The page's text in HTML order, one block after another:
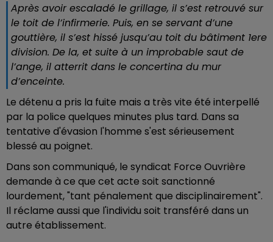
Après avoir escaladé le grillage, il s’est retrouvé sur
le toit de l’infirmerie. Puis, en se servant d’une
gouttière, il s’est hissé jusqu’au toit du bâtiment 1ere
division. De la, et suite à un improbable saut de
l’ange, il atterrit dans le concertina du mur
d’enceinte.
Le détenu a pris la fuite mais a très vite été interpellé
par la police quelques minutes plus tard. Dans sa
tentative d'évasion l'homme s'est sérieusement
blessé au poignet.
Dans son communiqué, le syndicat Force Ouvrière
demande à ce que cet acte soit sanctionné
lourdement, "tant pénalement que disciplinairement".
Il réclame aussi que l'individu soit transféré dans un
autre établissement.